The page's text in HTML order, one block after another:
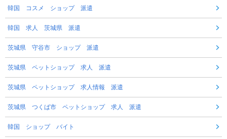
韓国 コスメ ショップ 派遣
韓国 求人 茨城県 派遣
茨城県 守谷市 ショップ 派遣
茨城県 ペットショップ 求人 派遣
茨城県 ペットショップ 求人情報 派遣
茨城県 つくば市 ペットショップ 求人 派遣
韓国 ショップ バイト